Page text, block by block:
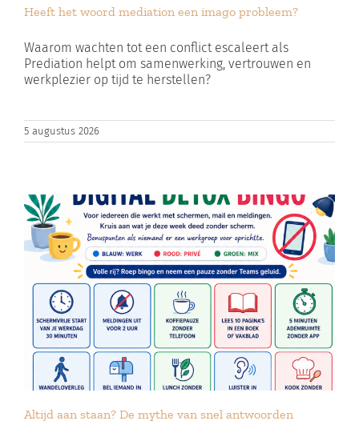
naar:
Winkelwagen
Heeft het woord mediation een imago probleem?
Waarom wachten tot een conflict escaleert als
Prediation helpt om samenwerking, vertrouwen en
werkplezier op tijd te herstellen?
5 augustus 2026
Altijd aan staan? De mythe van snel antwoorden